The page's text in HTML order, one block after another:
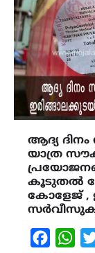
ആദ്യ
യാത്ര
കൂടുതൽ
കോളേജ് ,